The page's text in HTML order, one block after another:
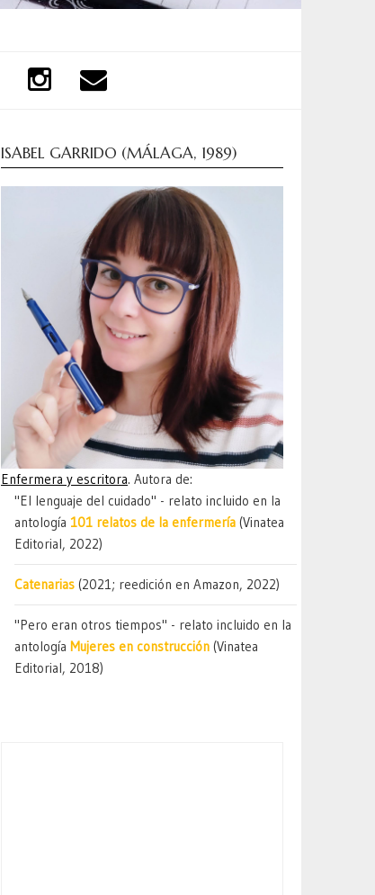
ISABEL GARRIDO (MÁLAGA, 1989)
Enfermera y escritora. Autora de:
"El lenguaje del cuidado" - relato incluido en la
antología 101 relatos de la enfermería (Vinatea
Editorial, 2022)
Catenarias (2021; reedición en Amazon, 2022)
"Pero eran otros tiempos" - relato incluido en la
antología Mujeres en construcción (Vinatea
Editorial, 2018)